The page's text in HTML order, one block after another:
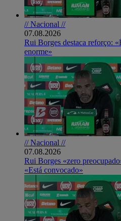
// Nacional //
07.08.2026
Rui Borges destaca reforço:
enorme»
// Nacional //
07.08.2026
Rui Borges «zero
«Está convocado»